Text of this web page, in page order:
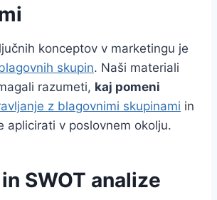
konceptov v marketingu je
skupin. Naši materiali
razumeti, kaj pomeni
z blagovnimi skupinami in
aplicirati v poslovnem okolju.
in SWOT analize